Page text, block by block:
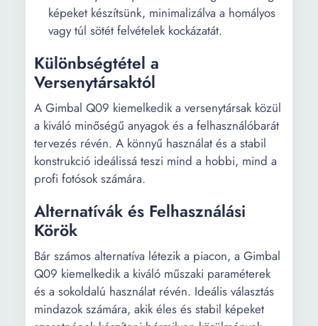
képeket készítsünk, minimalizálva a homályos
vagy túl sötét felvételek kockázatát.
Különbségtétel a
Versenytársaktól
A Gimbal Q09 kiemelkedik a versenytársak közül
a kiváló minőségű anyagok és a felhasználóbarát
tervezés révén. A könnyű használat és a stabil
konstrukció ideálissá teszi mind a hobbi, mind a
profi fotósok számára.
Alternatívák és Felhasználási
Körök
Bár számos alternatíva létezik a piacon, a Gimbal
Q09 kiemelkedik a kiváló műszaki paraméterek
és a sokoldalú használat révén. Ideális választás
mindazok számára, akik éles és stabil képeket